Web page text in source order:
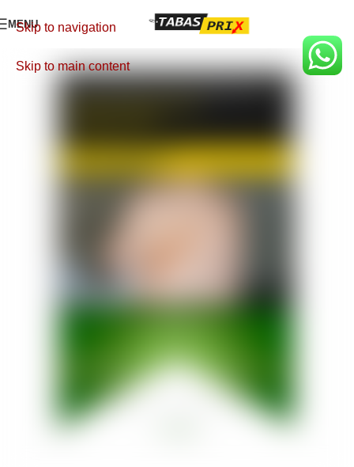
Skip to navigation
Skip to main content
MENU